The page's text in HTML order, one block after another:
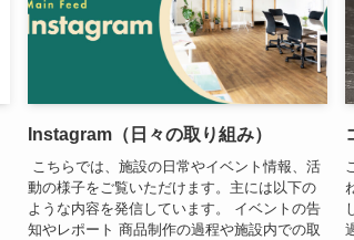
Instagram（日々の取り組み）
こちらでは、施設の日常やイベント情報、活
動の様子をご覧いただけます。主には以下の
ような内容を発信しています。 イベントの告
知やレポート 商品制作の過程や施設内での取